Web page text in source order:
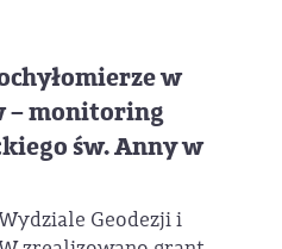
w
– monitoring
św. Anny w
Geodezji i